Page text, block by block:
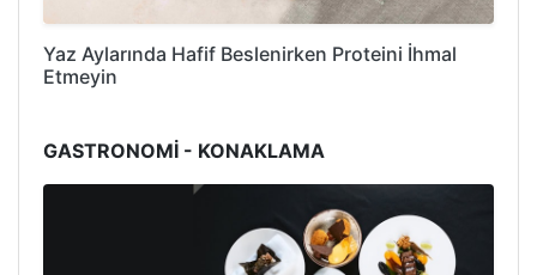
Yaz Aylarında Hafif Beslenirken Proteini İhmal
Etmeyin
GASTRONOMİ - KONAKLAMA